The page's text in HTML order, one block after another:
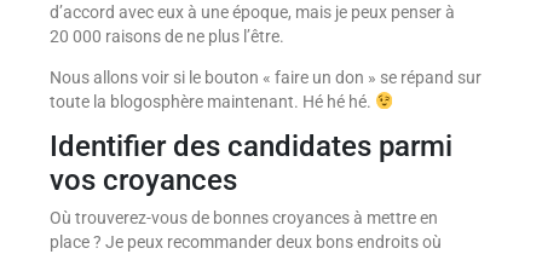
d’accord avec eux à une époque, mais je peux penser à
20 000 raisons de ne plus l’être.
Nous allons voir si le bouton « faire un don » se répand sur
toute la blogosphère maintenant. Hé hé hé.
Identifier des candidates parmi
vos croyances
Où trouverez-vous de bonnes croyances à mettre en
place ? Je peux recommander deux bons endroits où